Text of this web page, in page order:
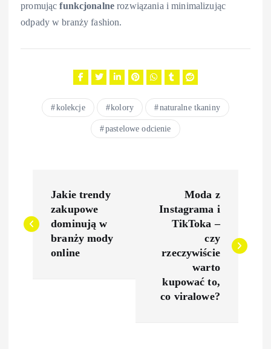
promującfunkcjonalne rozwiązania i minimalizując
odpady w branży fashion.
kolekcje kolory naturalne tkaniny
pastelowe odcienie
a
Jakie trendy
zakupowe
dominują w
branży mody
online
Moda z
Instagrama i
TikToka –
czy
rzeczywiście
warto
kupować to,
co viralowe?